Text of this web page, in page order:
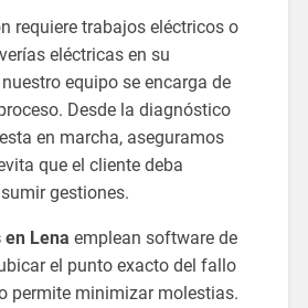
requiere trabajos eléctricos o
eléctricas en su
equipo se encarga de
Desde la diagnóstico
en marcha, aseguramos
que el cliente deba
gestiones.
Lena emplean software de
el punto exacto del fallo
permite minimizar molestias.